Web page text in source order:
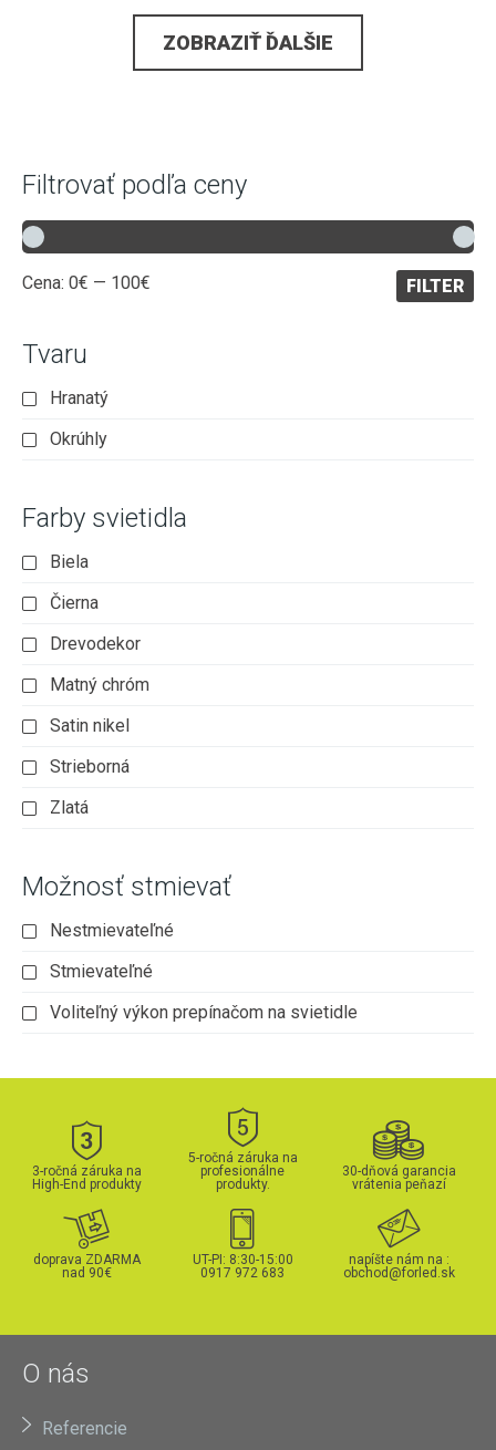
ZOBRAZIŤ ĎALŠIE
Filtrovať podľa ceny
Minimálna
Maximálna
FILTER
Cena: 0€ — 100€
Tvaru
Hranatý
Okrúhly
Farby svietidla
Biela
Čierna
Drevodekor
Matný chróm
Satin nikel
Strieborná
Zlatá
Možnosť stmievať
Nestmievateľné
Stmievateľné
Voliteľný výkon prepínačom na svietidle
3-ročná záruka na
High-End produkty
5-ročná záruka na
profesionálne
produkty.
30-dňová garancia
vrátenia peňazí
doprava ZDARMA
nad 90€
UT-PI: 8:30-15:00
0917 972 683
napíšte nám na :
obchod@forled.sk
O nás
Referencie